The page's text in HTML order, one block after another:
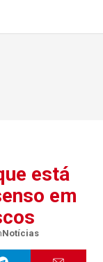
está
em
Notícias